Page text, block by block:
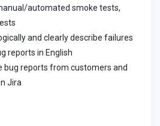
automated smoke tests,
and clearly describe failures
reports in English
bug reports from customers and
Jira